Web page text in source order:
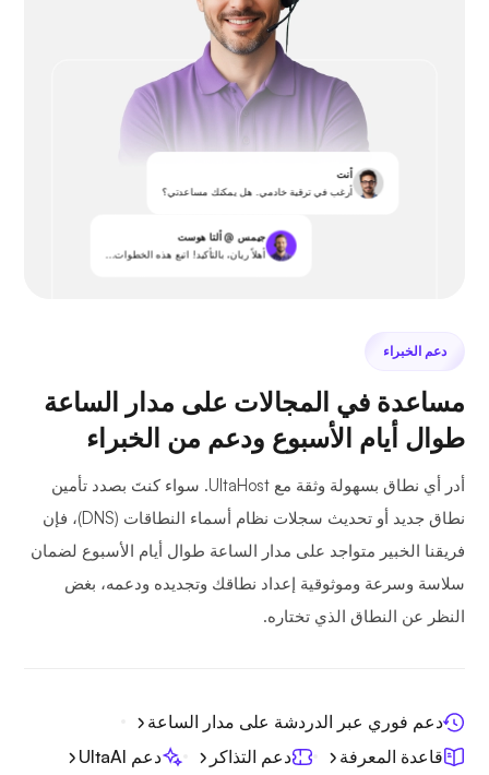
أنت
أرغب في ترقية خادمي. هل يمكنك مساعدتي؟
جيمس @ ألتا هوست
أهلاً ريان، بالتأكيد! اتبع هذه الخطوات...
دعم الخبراء
مساعدة في المجالات على مدار الساعة
طوال أيام الأسبوع ودعم من الخبراء
أدر أي نطاق بسهولة وثقة مع UltaHost. سواء كنتَ بصدد تأمين
نطاق جديد أو تحديث سجلات نظام أسماء النطاقات (DNS)، فإن
فريقنا الخبير متواجد على مدار الساعة طوال أيام الأسبوع لضمان
سلاسة وسرعة وموثوقية إعداد نطاقك وتجديده ودعمه، بغض
النظر عن النطاق الذي تختاره.
دعم فوري عبر الدردشة على مدار الساعة
قاعدة المعرفة
دعم التذاكر دعم UltaAI